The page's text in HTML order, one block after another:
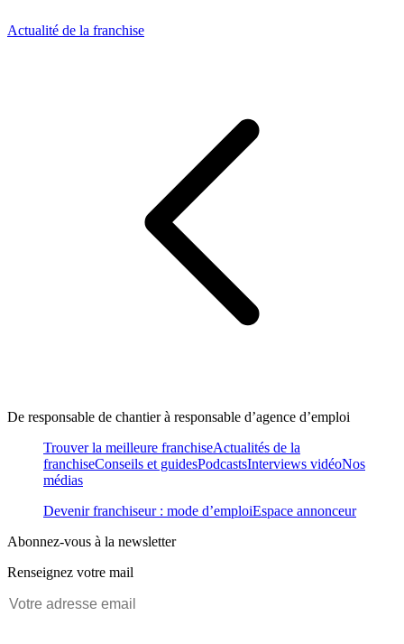
Actualité de la franchise
De responsable de chantier à responsable d’agence d’emploi
Trouver la meilleure franchiseActualités de la
franchiseConseils et guidesPodcastsInterviews vidéoNos
médias
Devenir franchiseur : mode d’emploiEspace annonceur
Abonnez-vous à la newsletter
Renseignez votre mail